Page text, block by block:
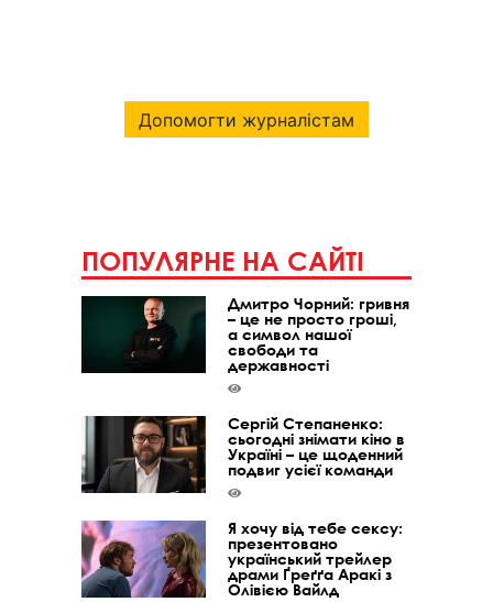
Допомогти журналістам
ПОПУЛЯРНЕ НА САЙТІ
Дмитро Чорний: гривня
– це не просто гроші,
а символ нашої
свободи та
державності
Сергій Степаненко:
сьогодні знімати кіно в
Україні – це щоденний
подвиг усієї команди
Я хочу від тебе сексу:
презентовано
український трейлер
драми Ґреґґа Аракі з
Олівією Вайлд